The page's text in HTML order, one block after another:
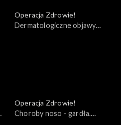
Operacja Zdrowie!
Dermatologiczne objawy
Operacja Zdrowie!
Choroby noso - gardła.